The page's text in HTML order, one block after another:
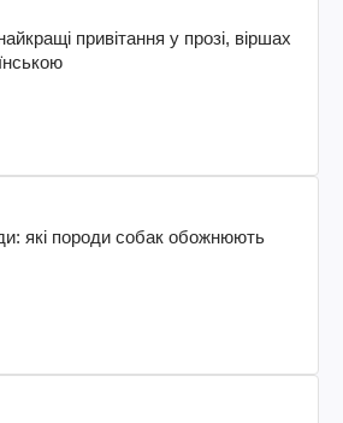
привітання у прозі, віршах
які породи собак обожнюють